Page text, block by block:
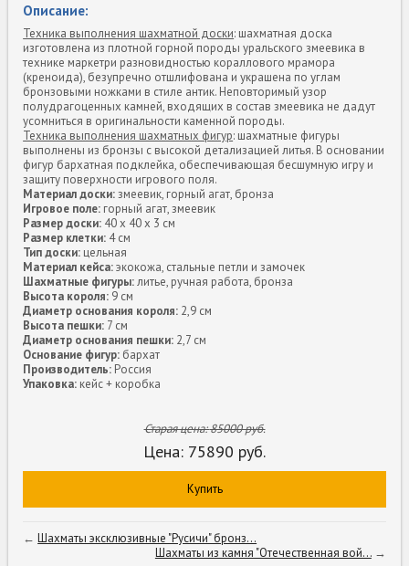
Описание:
Техника выполнения шахматной доски: шахматная доска
изготовлена из плотной горной породы уральского змеевика в
технике маркетри разновидностью кораллового мрамора
(креноида), безупречно отшлифована и украшена по углам
бронзовыми ножками в стиле антик. Неповторимый узор
полудрагоценных камней, входящих в состав змеевика не дадут
усомниться в оригинальности каменной породы.
Техника выполнения шахматных фигур: шахматные фигуры
выполнены из бронзы с высокой детализацией литья. В основании
фигур бархатная подклейка, обеспечивающая бесшумную игру и
защиту поверхности игрового поля.
Материал доски:змеевик, горный агат, бронза
Игровое поле: горный агат, змеевик
Размер доски: 40 х 40 х 3 см
Размер клетки: 4 см
Тип доски: цельная
Материал кейса:экокожа, стальные петли и замочек
Шахматные фигуры:литье, ручная работа, бронза
Высота короля: 9 см
Диаметр основания короля: 2,9 см
Высота пешки: 7 см
Диаметр основания пешки: 2,7 см
Основание фигур: бархат
Производитель: Россия
Упаковка: кейс + коробка
Старая цена:85000руб.
Цена: 75890 руб.
Купить
←Шахматы эксклюзивные "Русичи" бронз...
Шахматы из камня "Отечественная вой...→